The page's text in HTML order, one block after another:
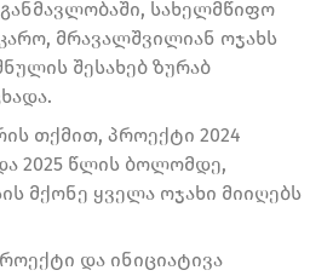
სახელმწიფო
მრავალშვილიან ოჯახს
შესახებ ზურაბ
თქმით, პროექტი 2024
2025 წლის ბოლომდე,
მქონე ყველა ოჯახი მიიღებს
და ინიციატივა